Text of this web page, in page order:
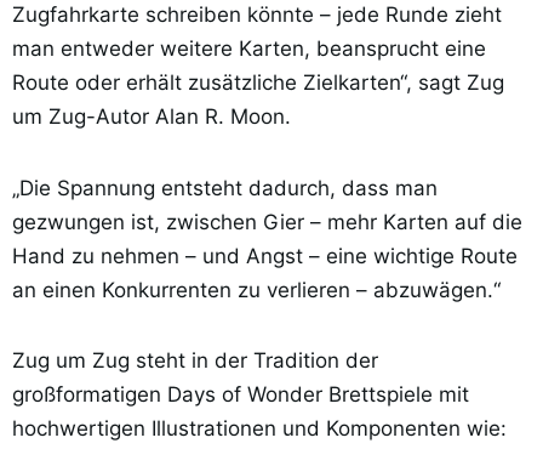
Zugfahrkarte schreiben könnte – jede Runde zieht
man entweder weitere Karten, beansprucht eine
Route oder erhält zusätzliche Zielkarten“, sagt Zug
um Zug-Autor Alan R. Moon.
„Die Spannung entsteht dadurch, dass man
gezwungen ist, zwischen Gier – mehr Karten auf die
Hand zu nehmen – und Angst – eine wichtige Route
an einen Konkurrenten zu verlieren – abzuwägen.“
Zug um Zug steht in der Tradition der
großformatigen Days of Wonder Brettspiele mit
hochwertigen Illustrationen und Komponenten wie: